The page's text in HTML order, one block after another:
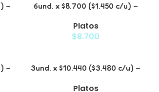
–
6und. x $8.700 ($1.450 c/u) –
Floral
Platos
$8.700
–
3und. x $10.440 ($3.480 c/u) –
con Bowl de Acero
Platos